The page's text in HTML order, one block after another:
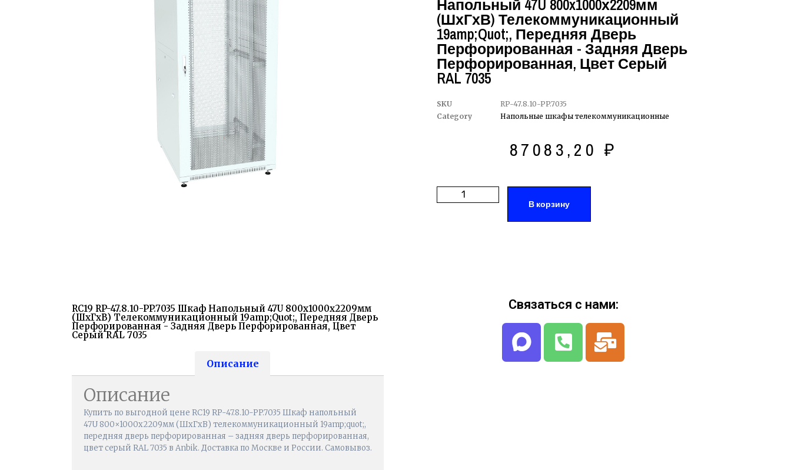
Напольный 47U 800x1000х2209мм
(ШхГхВ) Телекоммуникационный
19amp;quot;, Передняя Дверь
Перфорированная - Задняя Дверь
Перфорированная, Цвет Серый
RAL 7035
SKU
RP-47.8.10-PP.7035
Category
Напольные шкафы телекоммуникационные
87083,20 ₽
В корзину
RC19 RP-47.8.10-PP.7035 Шкаф Напольный 47U 800x1000х2209мм
(ШхГхВ) Телекоммуникационный 19amp;quot;, Передняя Дверь
Перфорированная - Задняя Дверь Перфорированная, Цвет
Серый RAL 7035
Описание
Описание
Купить по выгодной цене RC19 RP-47.8.10-PP.7035 Шкаф напольный
47U 800×1000х2209мм (ШхГхВ) телекоммуникационный 19amp;quot;,
передняя дверь перфорированная – задняя дверь перфорированная,
цвет серый RAL 7035 в Anbik. Доставка по Москве и России. Самовывоз.
Связаться с нами: